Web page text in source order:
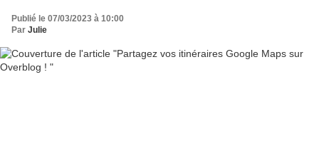
Publié le 07/03/2023 à 10:00
Par Julie